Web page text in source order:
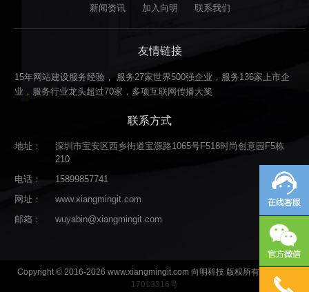
新闻资讯
加入向明 联系我们
友情链接
15年网站建设服务经验， 服务27家世界500强企业，服务136家上市企
业，服务行业龙头超过70家，多项互联网传播大奖
联系方式
地址：
深圳市宝安区西乡街道宝源路1065号F518时尚创意园F5栋
210
电话：
15899857741
网址：
www.xiangmingit.com
邮箱：
wuyabin@xiangmingit.com
Copyright © 2016-2026 www.xiangmingit.com 向明科技 版权所有
17013316号